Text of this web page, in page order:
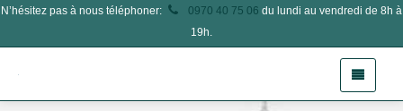
N’hésitez pas à nous téléphoner: 0970 40 75 06 du lundi au vendredi de 8h à
19h.